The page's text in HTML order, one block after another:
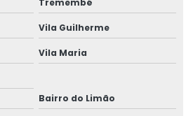
em salvador
obra
obra em salvador
Vila Guilherme
Vila Maria
Bairro do Limão